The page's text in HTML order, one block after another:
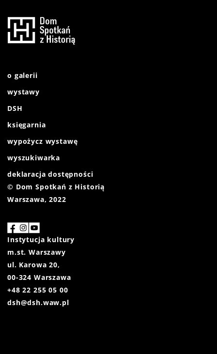
o galerii
wystawy
DSH
księgarnia
wypożycz wystawę
wyszukiwarka
deklaracja dostępności
© Dom Spotkań z Historią
Warszawa, 2022
Instytucja kultury
m.st. Warszawy
ul. Karowa 20,
00-324 Warszawa
+48 22 255 05 00
dsh@dsh.waw.pl